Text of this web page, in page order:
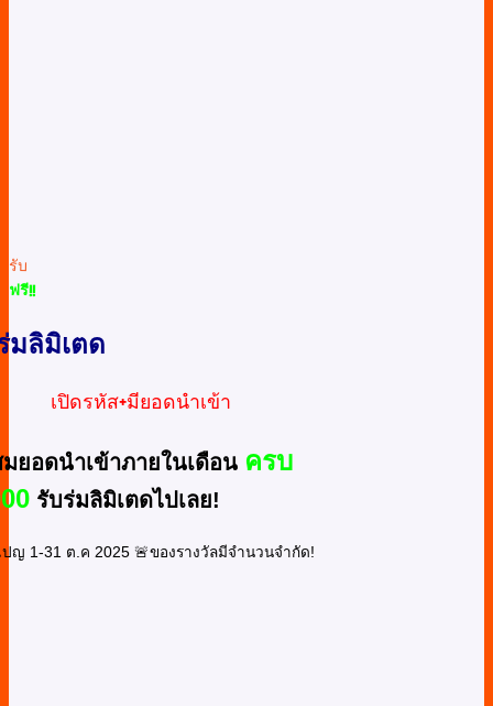
รับ
ฟรี!!
มลิมิเตด
เปิดรหัส+มียอดนำเข้า
ยอดนำเข้าภายในเดือน ครบ
รับร่มลิมิเตดไปเลย!
ปญ 1-31 ต.ค 2025 🚨ของรางวัลมีจำนวนจำกัด!